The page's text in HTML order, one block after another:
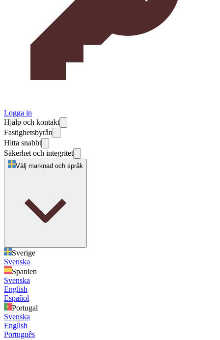
Logga in
Hjälp och kontakt
Fastighetsbyrån
Hitta snabbt
Säkerhet och integritet
Välj marknad och språk
Sverige
Svenska
Spanien
Svenska
English
Español
Portugal
Svenska
English
Português